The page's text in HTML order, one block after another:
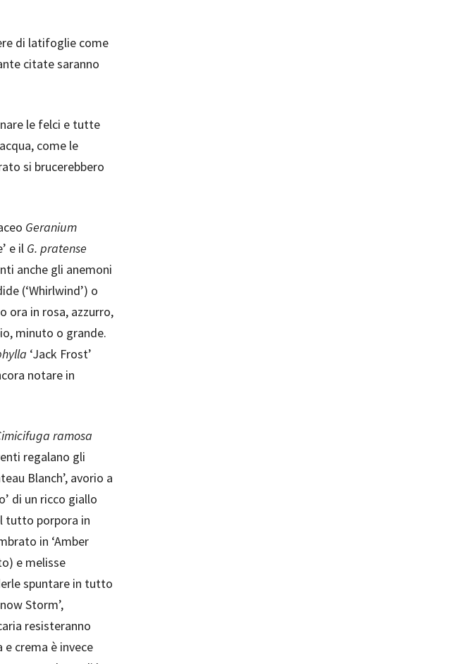
di latifoglie come
citate saranno
le felci e tutte
come le
si brucerebbero
Geranium
e il G. pratense
anche gli anemoni
(‘Whirlwind’) o
ora in rosa, azzurro,
minuto o grande.
‘Jack Frost’
notare in
ramosa
regalano gli
Blanch’, avorio a
di un ricco giallo
tutto porpora in
in ‘Amber
e melisse
spuntare in tutto
Storm’,
resisteranno
e crema è invece